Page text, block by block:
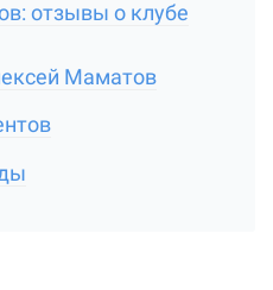
отзывы о клубе
Маматов